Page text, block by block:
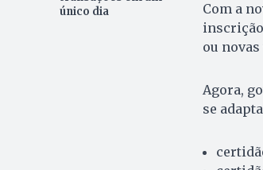
único dia
Com a
ou
Agora,
se